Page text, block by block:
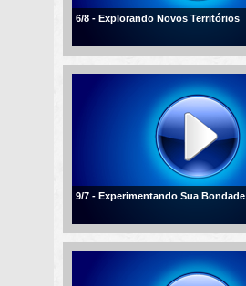
6/8 - Explorando Novos Territórios
9/7 - Experimentando Sua Bondade